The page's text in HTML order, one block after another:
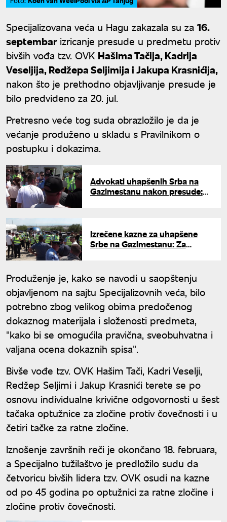
Specijalizovana veća u Hagu zakazala su za 16.
septembarizricanje presude u predmetu protiv
bivših vođa tzv. OVK Hašima Tačija, Kadrija
Veseljija, Redžepa Seljimija i Jakupa Krasnićija,
nakon što je prethodno objavljivanje presude je
bilo predviđeno za 20. jul.
Pretresno veće tog suda obrazložilo je da je
većanje produženo u skladu s Pravilnikom o
postupku i dokazima.
Advokati uhapšenih Srba na
Gazimestanu nakon presude:
Izrečene kazne za uhapšene
Srbe na Gazimestanu: Za
Produženje je, kako se navodi u saopštenju
objavljenom na sajtu Specijalizovnih veća, bilo
potrebno zbog velikog obima predočenog
dokaznog materijala i složenosti predmeta,
"kako bi se omogućila pravična, sveobuhvatna i
valjana ocena dokaznih spisa".
Bivše vođe tzv. OVK Hašim Tači, Kadri Veselji,
Redžep Seljimi i Jakup Krasnići terete se po
osnovu individualne krivične odgovornosti u šest
tačaka optužnice za zločine protiv čovečnosti i u
četiri tačke za ratne zločine.
Iznošenje završnih reči je okončano 18. februara,
a Specijalno tužilaštvo je predložilo sudu da
četvoricu bivših lidera tzv. OVK osudi na kazne
od po 45 godina po optužnici za ratne zločine i
zločine protiv čovečnosti.